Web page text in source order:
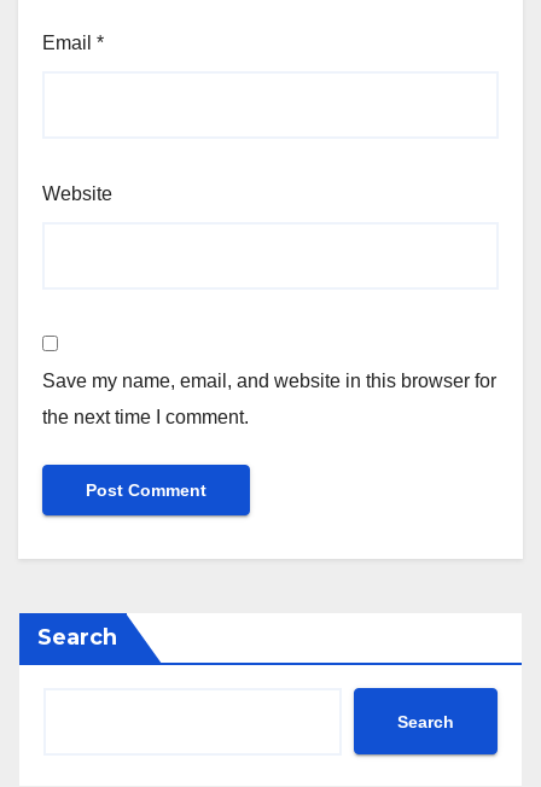
Email *
Website
Save my name, email, and website in this browser for
the next time I comment.
Search
Search